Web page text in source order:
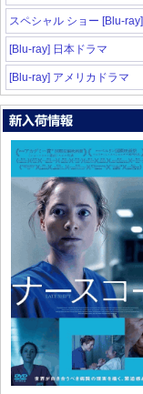
スペシャル ショー [Blu-ray]
[Blu-ray] 日本ドラマ
[Blu-ray] アメリカドラマ